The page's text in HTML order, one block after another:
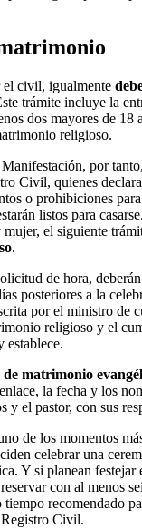
el civil, igualmente
trámite incluye la
dos mayores de 18
religioso.
por
Civil, quienes
o prohibiciones
listos para
el siguiente
.
de hora,
posteriores a la
por el ministro de
religioso y el
establece.
matrimonio
la fecha y los
y el pastor, con sus
de los momentos
celebrar una
Y si planean festejar
con al menos
recomendado
Civil.